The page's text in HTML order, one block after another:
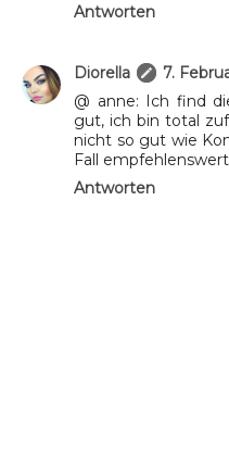
Antworten
Diorella
7.
@ anne: Ich find
gut, ich bin total
nicht so gut wie
Fall
Antworten